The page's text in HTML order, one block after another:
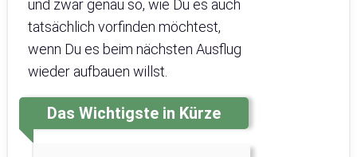
und zwar genau so, wie Du es auch
tatsächlich vorfinden möchtest,
wenn Du es beim nächsten Ausflug
wieder aufbauen willst.
Das Wichtigste in Kürze